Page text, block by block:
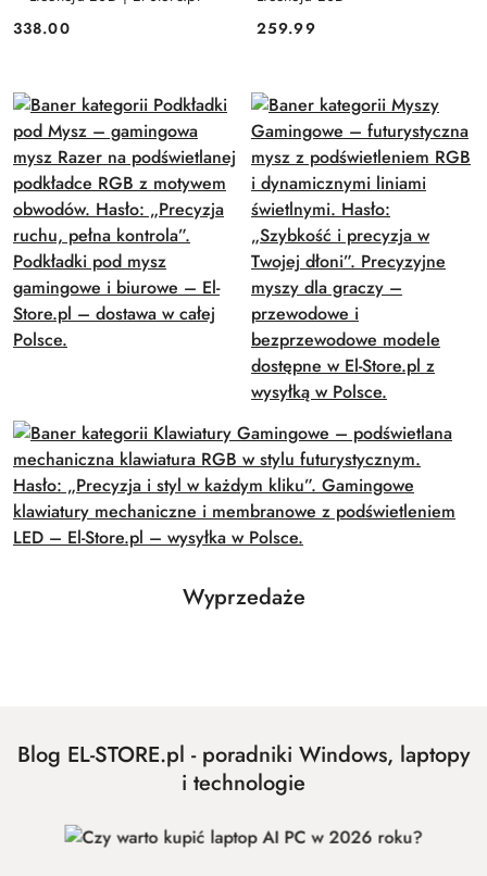
Cena:
338.00 Cena:
259.99
Pomiń karuzelę produktów
Produkty
Wyprzedaże
Blog EL-STORE.pl - poradniki Windows, laptopy
i technologie